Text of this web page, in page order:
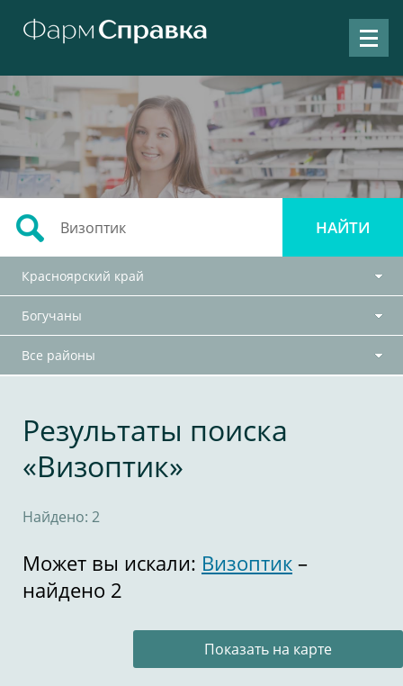
Красноярский край
Богучаны
Все районы
Результаты поиска
«Визоптик»
Найдено: 2
Может вы искали: Визоптик –
найдено 2
Показать на карте